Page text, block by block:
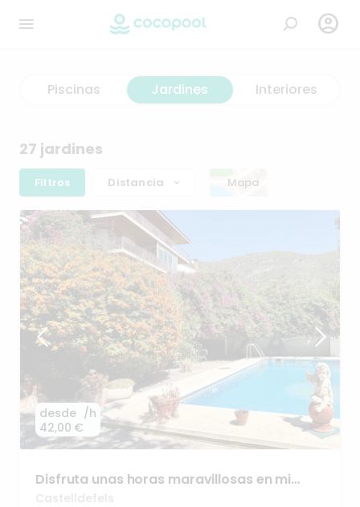

Piscinas Jardines Interiores
27 jardines
Filtros Distancia Mapa
desde
42,00 €
/h
Disfruta unas horas maravillosas en mi
jardín
Castelldefels